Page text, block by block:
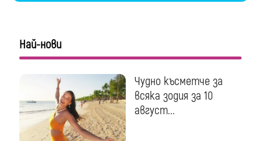
Най-нови
Чудно късметче за
всяка зодия за 10
август...